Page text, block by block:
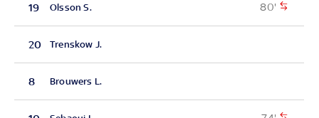
19 Olsson S. 80'
20 Trenskow J.
8 Brouwers L.